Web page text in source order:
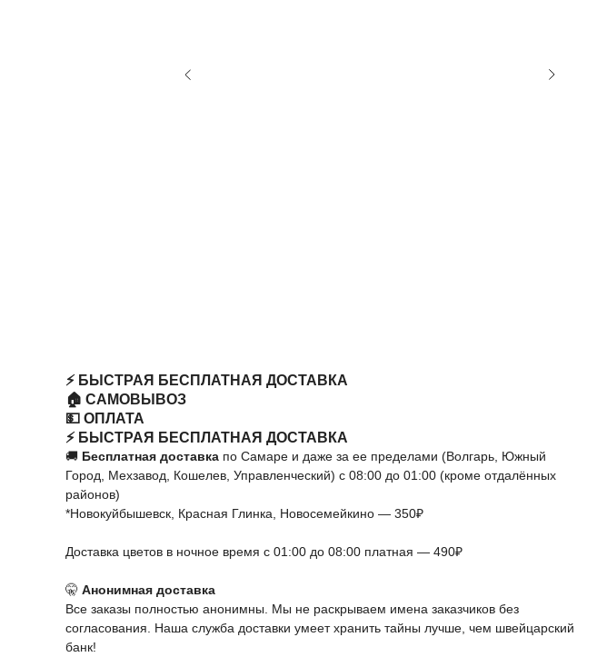
⚡️ БЫСТРАЯ БЕСПЛАТНАЯ ДОСТАВКА
🏠 САМОВЫВОЗ
💵 ОПЛАТА
⚡️ БЫСТРАЯ БЕСПЛАТНАЯ ДОСТАВКА
🚚 Бесплатная доставка по Самаре и даже за ее пределами (Волгарь, Южный
Город, Мехзавод, Кошелев, Управленческий) с 08:00 до 01:00 (кроме отдалённых
районов)
*Новокуйбышевск, Красная Глинка, Новосемейкино — 350₽
Доставка цветов в ночное время с 01:00 до 08:00 платная — 490₽
🤫 Анонимная доставка
Все заказы полностью анонимны. Мы не раскрываем имена заказчиков без
согласования. Наша служба доставки умеет хранить тайны лучше, чем швейцарский
банк!